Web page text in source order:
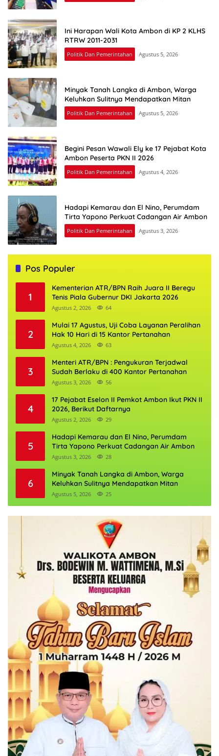
Ini Harapan Wali Kota Ambon di KP 2 KLHS
RTRW 2011-2031
Politik Dan Pemerintahan Agustus 5, 2026
Minyak Tanah Langka di Ambon, Warga
Keluhkan Sulitnya Mendapatkan Mitan
Politik Dan Pemerintahan Agustus 5, 2026
Begini Pesan Wawali Ely ke 17 Pejabat Kota
Ambon Peserta PKN II 2026
Politik Dan Pemerintahan Agustus 4, 2026
Hadapi Kemarau dan El Nino, Perumdam
Tirta Yapono Perkuat Cadangan Air Ambon
Politik Dan Pemerintahan Agustus 3, 2026
Pos Populer
1
Kementerian ATR/BPN Raih Juara II Beregu
Tenis Piala Gubernur DKI Jakarta 2026
Agustus 2, 2026 64
2
Mulai 17 Agustus, Uji Coba Layanan Peralihan
Hak 10 Hari di 15 Kantor Pertanahan
Agustus 4, 2026 63
3
Menteri ATR/BPN : Pengukuran Terjadwal
Sudah Berlaku di 400 Kantor Pertanahan
Agustus 3, 2026 56
4
17 Pejabat Eselon II Pemkot Ambon Ikut PKN II
2026, Berikut Daftarnya
Agustus 2, 2026 29
5
Hadapi Kemarau dan El Nino, Perumdam
Tirta Yapono Perkuat Cadangan Air Ambon
Agustus 3, 2026 28
6
Minyak Tanah Langka di Ambon, Warga
Keluhkan Sulitnya Mendapatkan Mitan
Agustus 5, 2026 25